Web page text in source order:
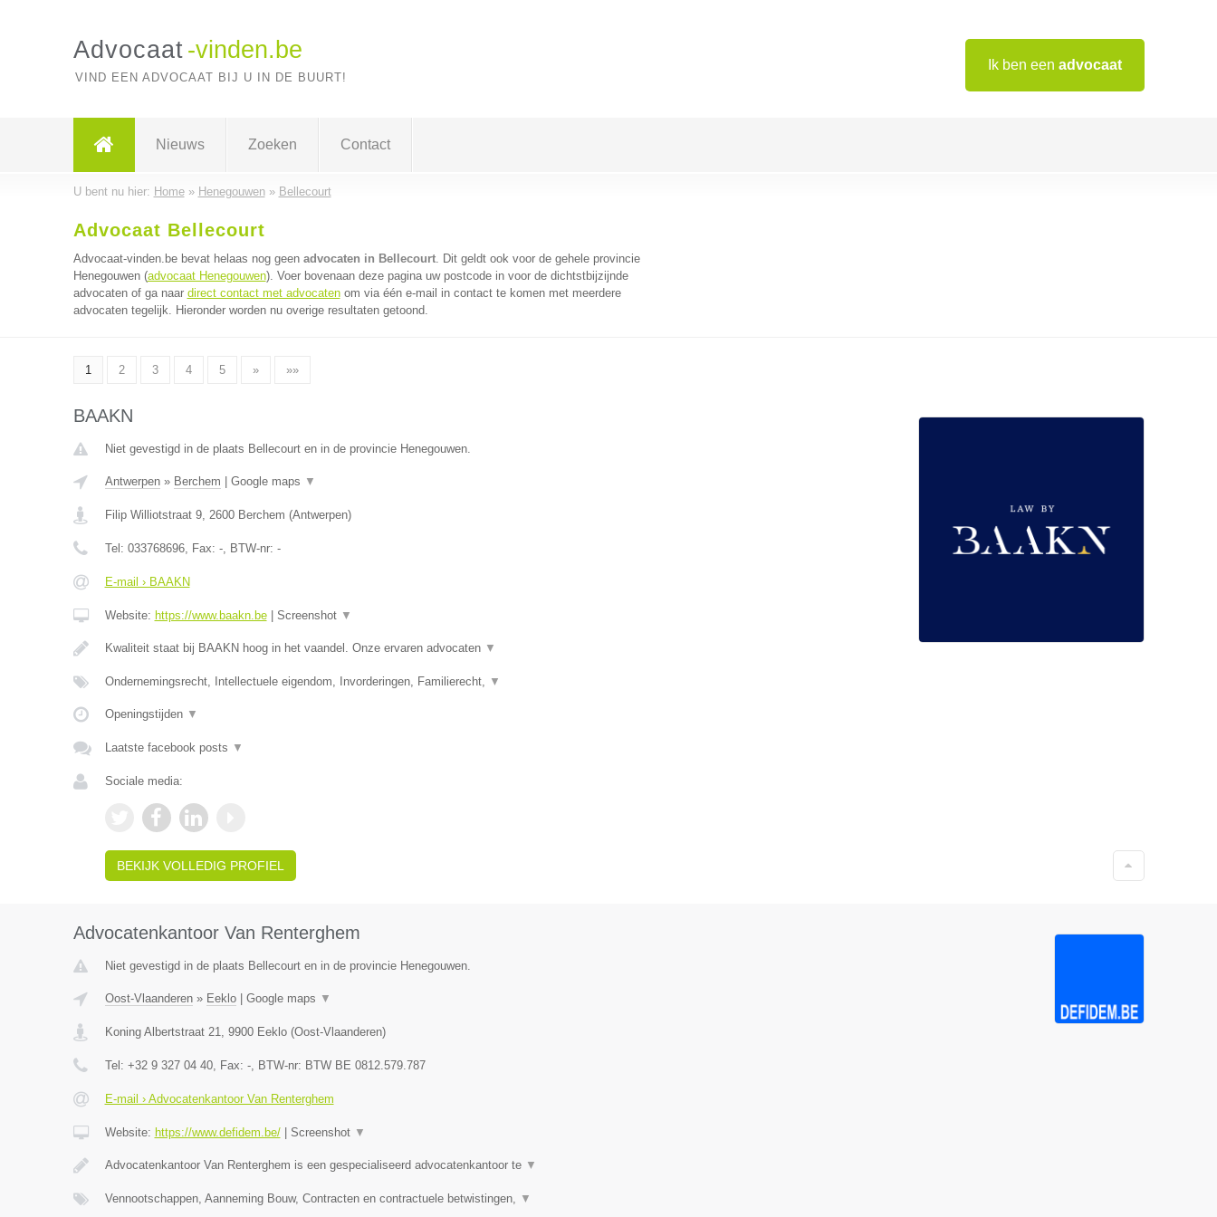
Ik ben een advocaat
Advocaat -vinden.be
VIND EEN ADVOCAAT BIJ U IN DE BUURT!
Nieuws Zoeken Contact
U bent nu hier: Home» Henegouwen» Bellecourt
Advocaat Bellecourt
Advocaat-vinden.be bevat helaas nog geen advocaten in Bellecourt. Dit geldt ook voor de gehele provincie
Henegouwen (advocaat Henegouwen). Voer bovenaan deze pagina uw postcode in voor de dichtstbijzijnde
advocaten of ga naar direct contact met advocatenom via één e-mail in contact te komen met meerdere
advocaten tegelijk. Hieronder worden nu overige resultaten getoond.
1 2 3 4 5 » »»
BAAKN
Niet gevestigd in de plaats Bellecourt en in de provincie Henegouwen.
Antwerpen» Berchem Google maps ▼
Filip Williotstraat 9, 2600 Berchem (Antwerpen)
Tel: 033768696, Fax: -, BTW-nr: -
E-mail › BAAKN
Website: https://www.baakn.be| Screenshot ▼
Kwaliteit staat bij BAAKN hoog in het vaandel. Onze ervaren advocaten ▼
Ondernemingsrecht, Intellectuele eigendom, Invorderingen, Familierecht, ▼
Openingstijden ▼
Laatste facebook posts ▼
Sociale media:
BEKIJK VOLLEDIG PROFIEL
Advocatenkantoor Van Renterghem
Niet gevestigd in de plaats Bellecourt en in de provincie Henegouwen.
Oost-Vlaanderen» Eeklo| Google maps ▼
Koning Albertstraat 21, 9900 Eeklo(Oost-Vlaanderen)
Tel: +32 9 327 04 40, Fax: -, BTW-nr: BTW BE 0812.579.787
E-mail › Advocatenkantoor Van Renterghem
Website: https://www.defidem.be/| Screenshot ▼
Advocatenkantoor Van Renterghem is een gespecialiseerd advocatenkantoor te ▼
Vennootschappen, Aanneming Bouw, Contracten en contractuele betwistingen, ▼